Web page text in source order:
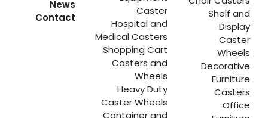
Shelf and
Display
Caster
Wheels
Decorative
Furniture
Casters
Office
Caster
Hospital and
Medical Casters
Shopping Cart
Casters and
Wheels
Heavy Duty
Caster Wheels
Container and
News
Contact